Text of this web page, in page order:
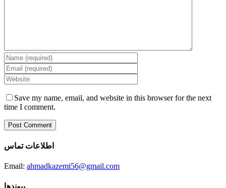
Save my name, email, and website in this browser for the next
time I comment.
اطلاعات تماس
Email: ahmadkazemi56@gmail.com
پیوندها